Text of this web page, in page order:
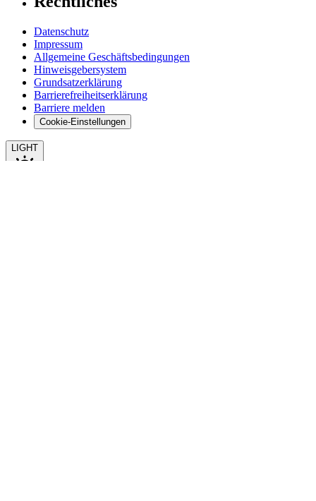
Datenschutz
Impressum
Allgemeine Geschäftsbedingungen
Hinweisgebersystem
Grundsatzerklärung
Barrierefreiheitserklärung
Barriere melden
Cookie-Einstellungen
LIGHT